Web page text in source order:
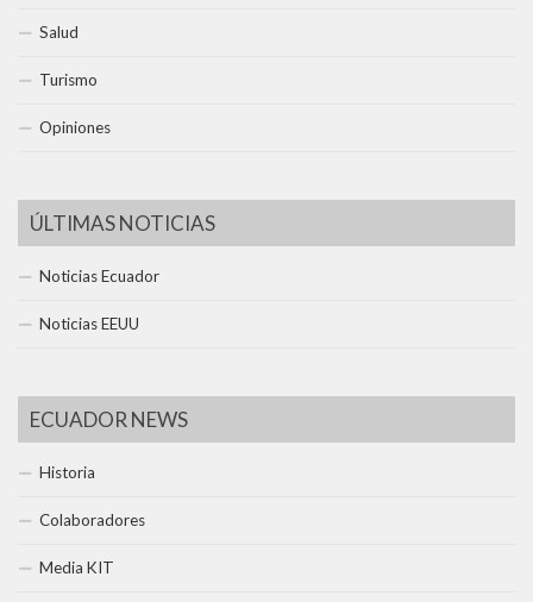
Salud
Turismo
Opiniones
ÚLTIMAS NOTICIAS
Noticias Ecuador
Noticias EEUU
ECUADOR NEWS
Historia
Colaboradores
Media KIT